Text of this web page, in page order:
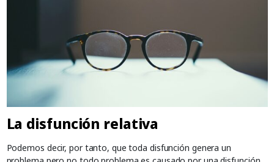
La disfunción relativa
Podemos decir, por tanto, que toda disfunción genera un